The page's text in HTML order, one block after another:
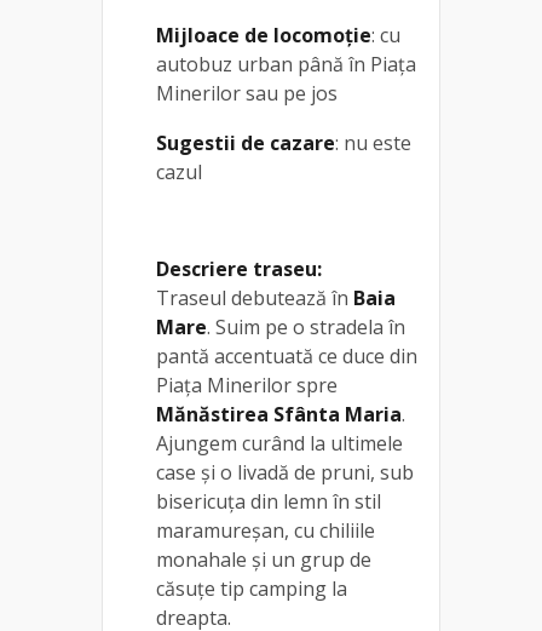
Mijloace de locomoție: cu
autobuz urban până în Piața
Minerilor sau pe jos
Sugestii de cazare: nu este
cazul
Descriere traseu:
Traseul debutează în Baia
Mare. Suim pe o stradela în
pantă accentuată ce duce din
Piaţa Minerilor spre
Mănăstirea Sfânta Maria.
Ajungem curând la ultimele
case şi o livadă de pruni, sub
bisericuţa din lemn în stil
maramureşan, cu chiliile
monahale şi un grup de
căsuţe tip camping la
dreapta.